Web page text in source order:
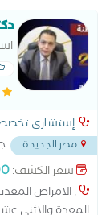
إستشاري
مصر الجديدة
سعر الكشف:
, الامراض